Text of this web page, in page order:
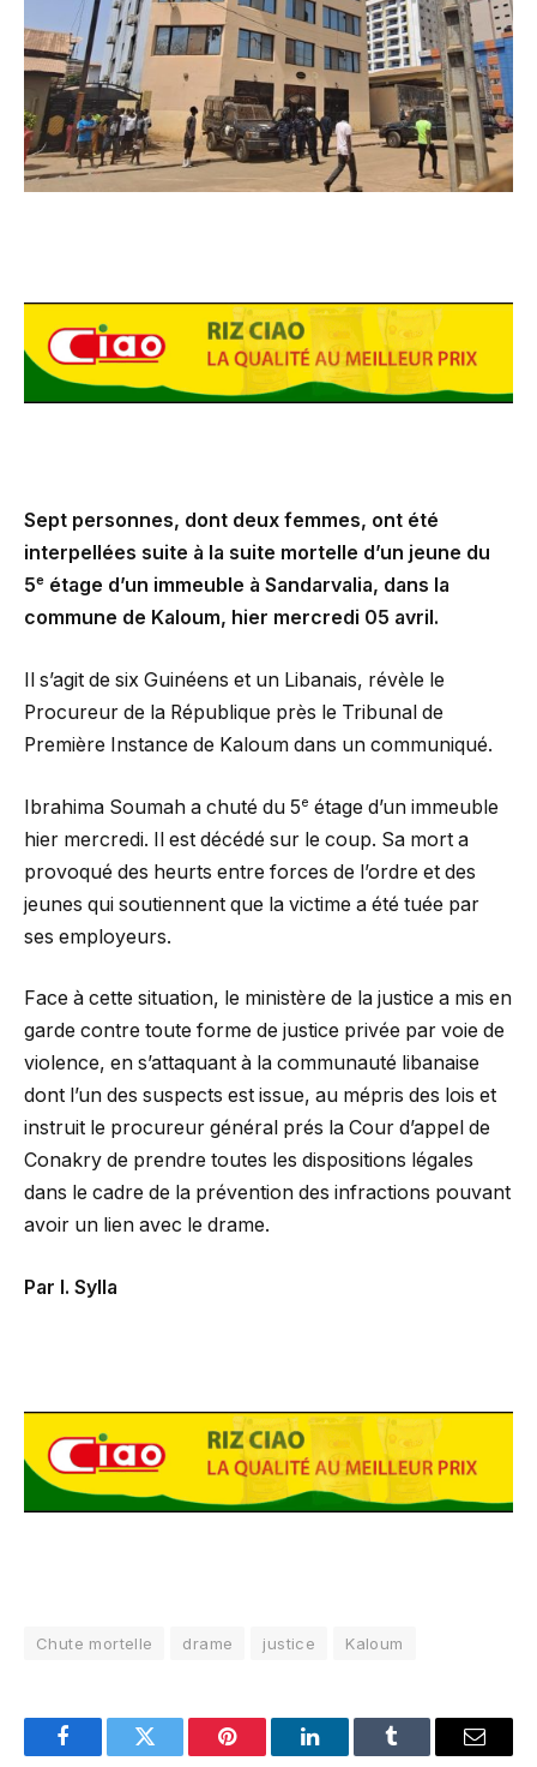
Sept personnes, dont deux femmes, ont été
interpellées suite à la suite mortelle d’un jeune du
5e étage d’un immeuble à Sandarvalia, dans la
commune de Kaloum, hier mercredi 05 avril.
Il s’agit de six Guinéens et un Libanais, révèle le
Procureur de la République près le Tribunal de
Première Instance de Kaloum dans un communiqué.
Ibrahima Soumah a chuté du 5e étage d’un immeuble
hier mercredi. Il est décédé sur le coup. Sa mort a
provoqué des heurts entre forces de l’ordre et des
jeunes qui soutiennent que la victime a été tuée par
ses employeurs.
Face à cette situation, le ministère de la justice a mis en
garde contre toute forme de justice privée par voie de
violence, en s’attaquant à la communauté libanaise
dont l’un des suspects est issue, au mépris des lois et
instruit le procureur général prés la Cour d’appel de
Conakry de prendre toutes les dispositions légales
dans le cadre de la prévention des infractions pouvant
avoir un lien avec le drame.
Par I. Sylla
Chute mortelle drame justice Kaloum
FacebookTwitter Pinterest LinkedInTumblr Email